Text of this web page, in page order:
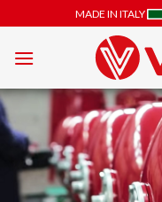
ai
contenuti
MADE IN ITALY